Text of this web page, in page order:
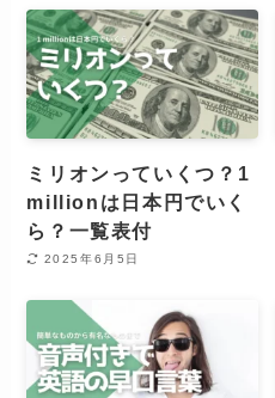
ミリオンっていくつ？1
millionは日本円でいく
ら？一覧表付
2025年6月5日